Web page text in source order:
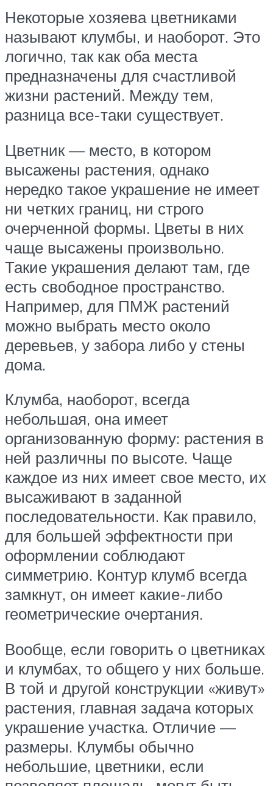
Некоторые хозяева цветниками
называют клумбы, и наоборот. Это
логично, так как оба места
предназначены для счастливой
жизни растений. Между тем,
разница все-таки существует.
Цветник — место, в котором
высажены растения, однако
нередко такое украшение не имеет
ни четких границ, ни строго
очерченной формы. Цветы в них
чаще высажены произвольно.
Такие украшения делают там, где
есть свободное пространство.
Например, для ПМЖ растений
можно выбрать место около
деревьев, у забора либо у стены
дома.
Клумба, наоборот, всегда
небольшая, она имеет
организованную форму: растения в
ней различны по высоте. Чаще
каждое из них имеет свое место, их
высаживают в заданной
последовательности. Как правило,
для большей эффектности при
оформлении соблюдают
симметрию. Контур клумб всегда
замкнут, он имеет какие-либо
геометрические очертания.
Вообще, если говорить о цветниках
и клумбах, то общего у них больше.
В той и другой конструкции «живут»
растения, главная задача которых
украшение участка. Отличие —
размеры. Клумбы обычно
небольшие, цветники, если